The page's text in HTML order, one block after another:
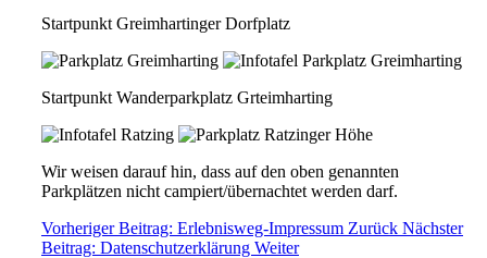
Startpunkt Greimhartinger Dorfplatz
Startpunkt Wanderparkplatz Grteimharting
Wir weisen darauf hin, dass auf den oben genannten
Parkplätzen nicht campiert/übernachtet werden darf.
Vorheriger Beitrag: Erlebnisweg-Impressum Zurück Nächster
Beitrag: Datenschutzerklärung Weiter